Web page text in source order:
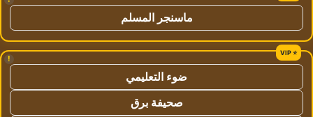
ماسنجر المسلم
!
ضوء التعليمي
صحيفة برق